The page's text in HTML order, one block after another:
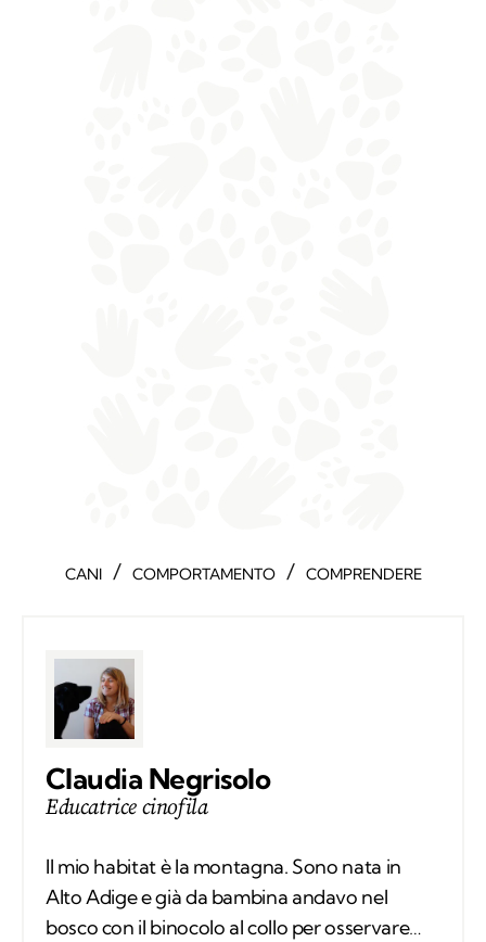
CANI / COMPORTAMENTO / COMPRENDERE
Claudia Negrisolo
Educatrice cinofila
Il mio habitat è la montagna. Sono nata in
Alto Adige e già da bambina andavo nel
bosco con il binocolo al collo per osservare